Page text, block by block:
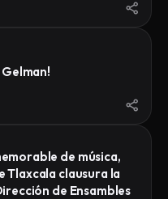
Gelman!
de música,
Tlaxcala clausura la
de Ensambles